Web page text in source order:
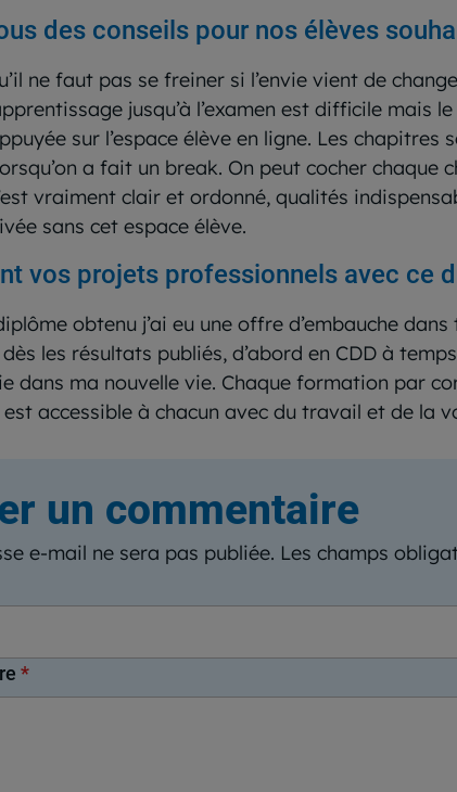
des conseils pour nos élèves
ne faut pas se freiner si l’envie vient de
jusqu’à l’examen est difficile mais
sur l’espace élève en ligne. Les
a fait un break. On peut cocher
vraiment clair et ordonné, qualités
sans cet espace élève.
vos projets professionnels avec ce
obtenu j’ai eu une offre d’embauche
les résultats publiés, d’abord en CDD à
dans ma nouvelle vie. Chaque formation par
accessible à chacun avec du travail et de la
un commentaire
e-mail ne sera pas publiée. Les champs
*